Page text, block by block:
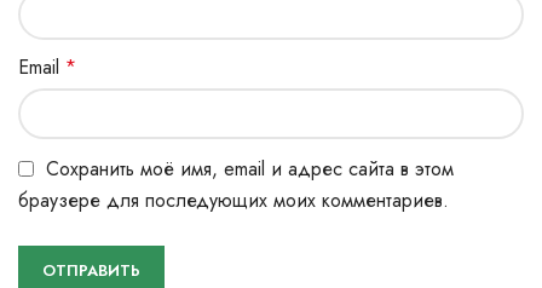
Email *
Сохранить моё имя, email и адрес сайта в этом
браузере для последующих моих комментариев.